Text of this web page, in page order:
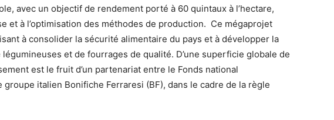
avec un objectif de rendement porté à 60 quintaux à l’hectare,
et à l’optimisation des méthodes de production. Ce mégaprojet
à consolider la sécurité alimentaire du pays et à développer la
et de fourrages de qualité. D’une superficie globale de
est le fruit d’un partenariat entre le Fonds national
groupe italien Bonifiche Ferraresi (BF), dans le cadre de la règle